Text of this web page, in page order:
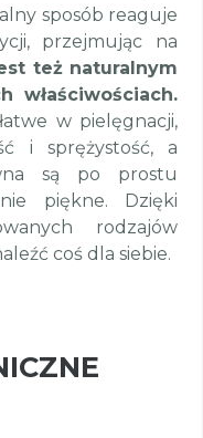
sposób reaguje
przejmując na
też naturalnym
właściwościach.
w pielęgnacji,
i sprężystość, a
są po prostu
piękne. Dzięki
rodzajów
coś dla siebie.